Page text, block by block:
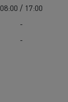
08:00 / 17:00
-
-